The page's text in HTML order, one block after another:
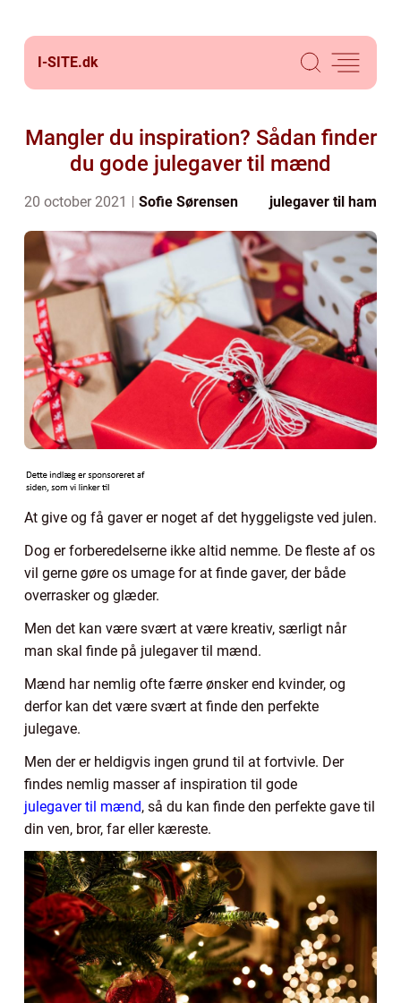
I-SITE.dk
Mangler du inspiration? Sådan finder
du gode julegaver til mænd
20 october 2021 Sofie Sørensen julegaver til ham
At give og få gaver er noget af det hyggeligste ved julen.
Dog er forberedelserne ikke altid nemme. De fleste af os
vil gerne gøre os umage for at finde gaver, der både
overrasker og glæder.
Men det kan være svært at være kreativ, særligt når
man skal finde på julegaver til mænd.
Mænd har nemlig ofte færre ønsker end kvinder, og
derfor kan det være svært at finde den perfekte
julegave.
Men der er heldigvis ingen grund til at fortvivle. Der
findes nemlig masser af inspiration til gode
julegaver til mænd, så du kan finde den perfekte gave til
din ven, bror, far eller kæreste.